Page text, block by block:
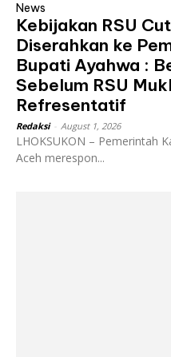
News
Kebijakan RSU
Diserahkan ke
Bupati Ayahwa :
Sebelum RSU
Refresentatif
Redaksi August 1, 2026
LHOKSUKON – Pemerintah
Aceh merespon...